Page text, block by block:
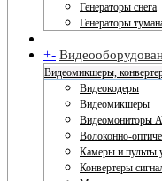
Генераторы снега
Генераторы
+-
Видеомикшеры,
Видеокодеры
Видеомикшеры
Видеомониторы
Волоконно-
Камеры и пульты
Конвертеры